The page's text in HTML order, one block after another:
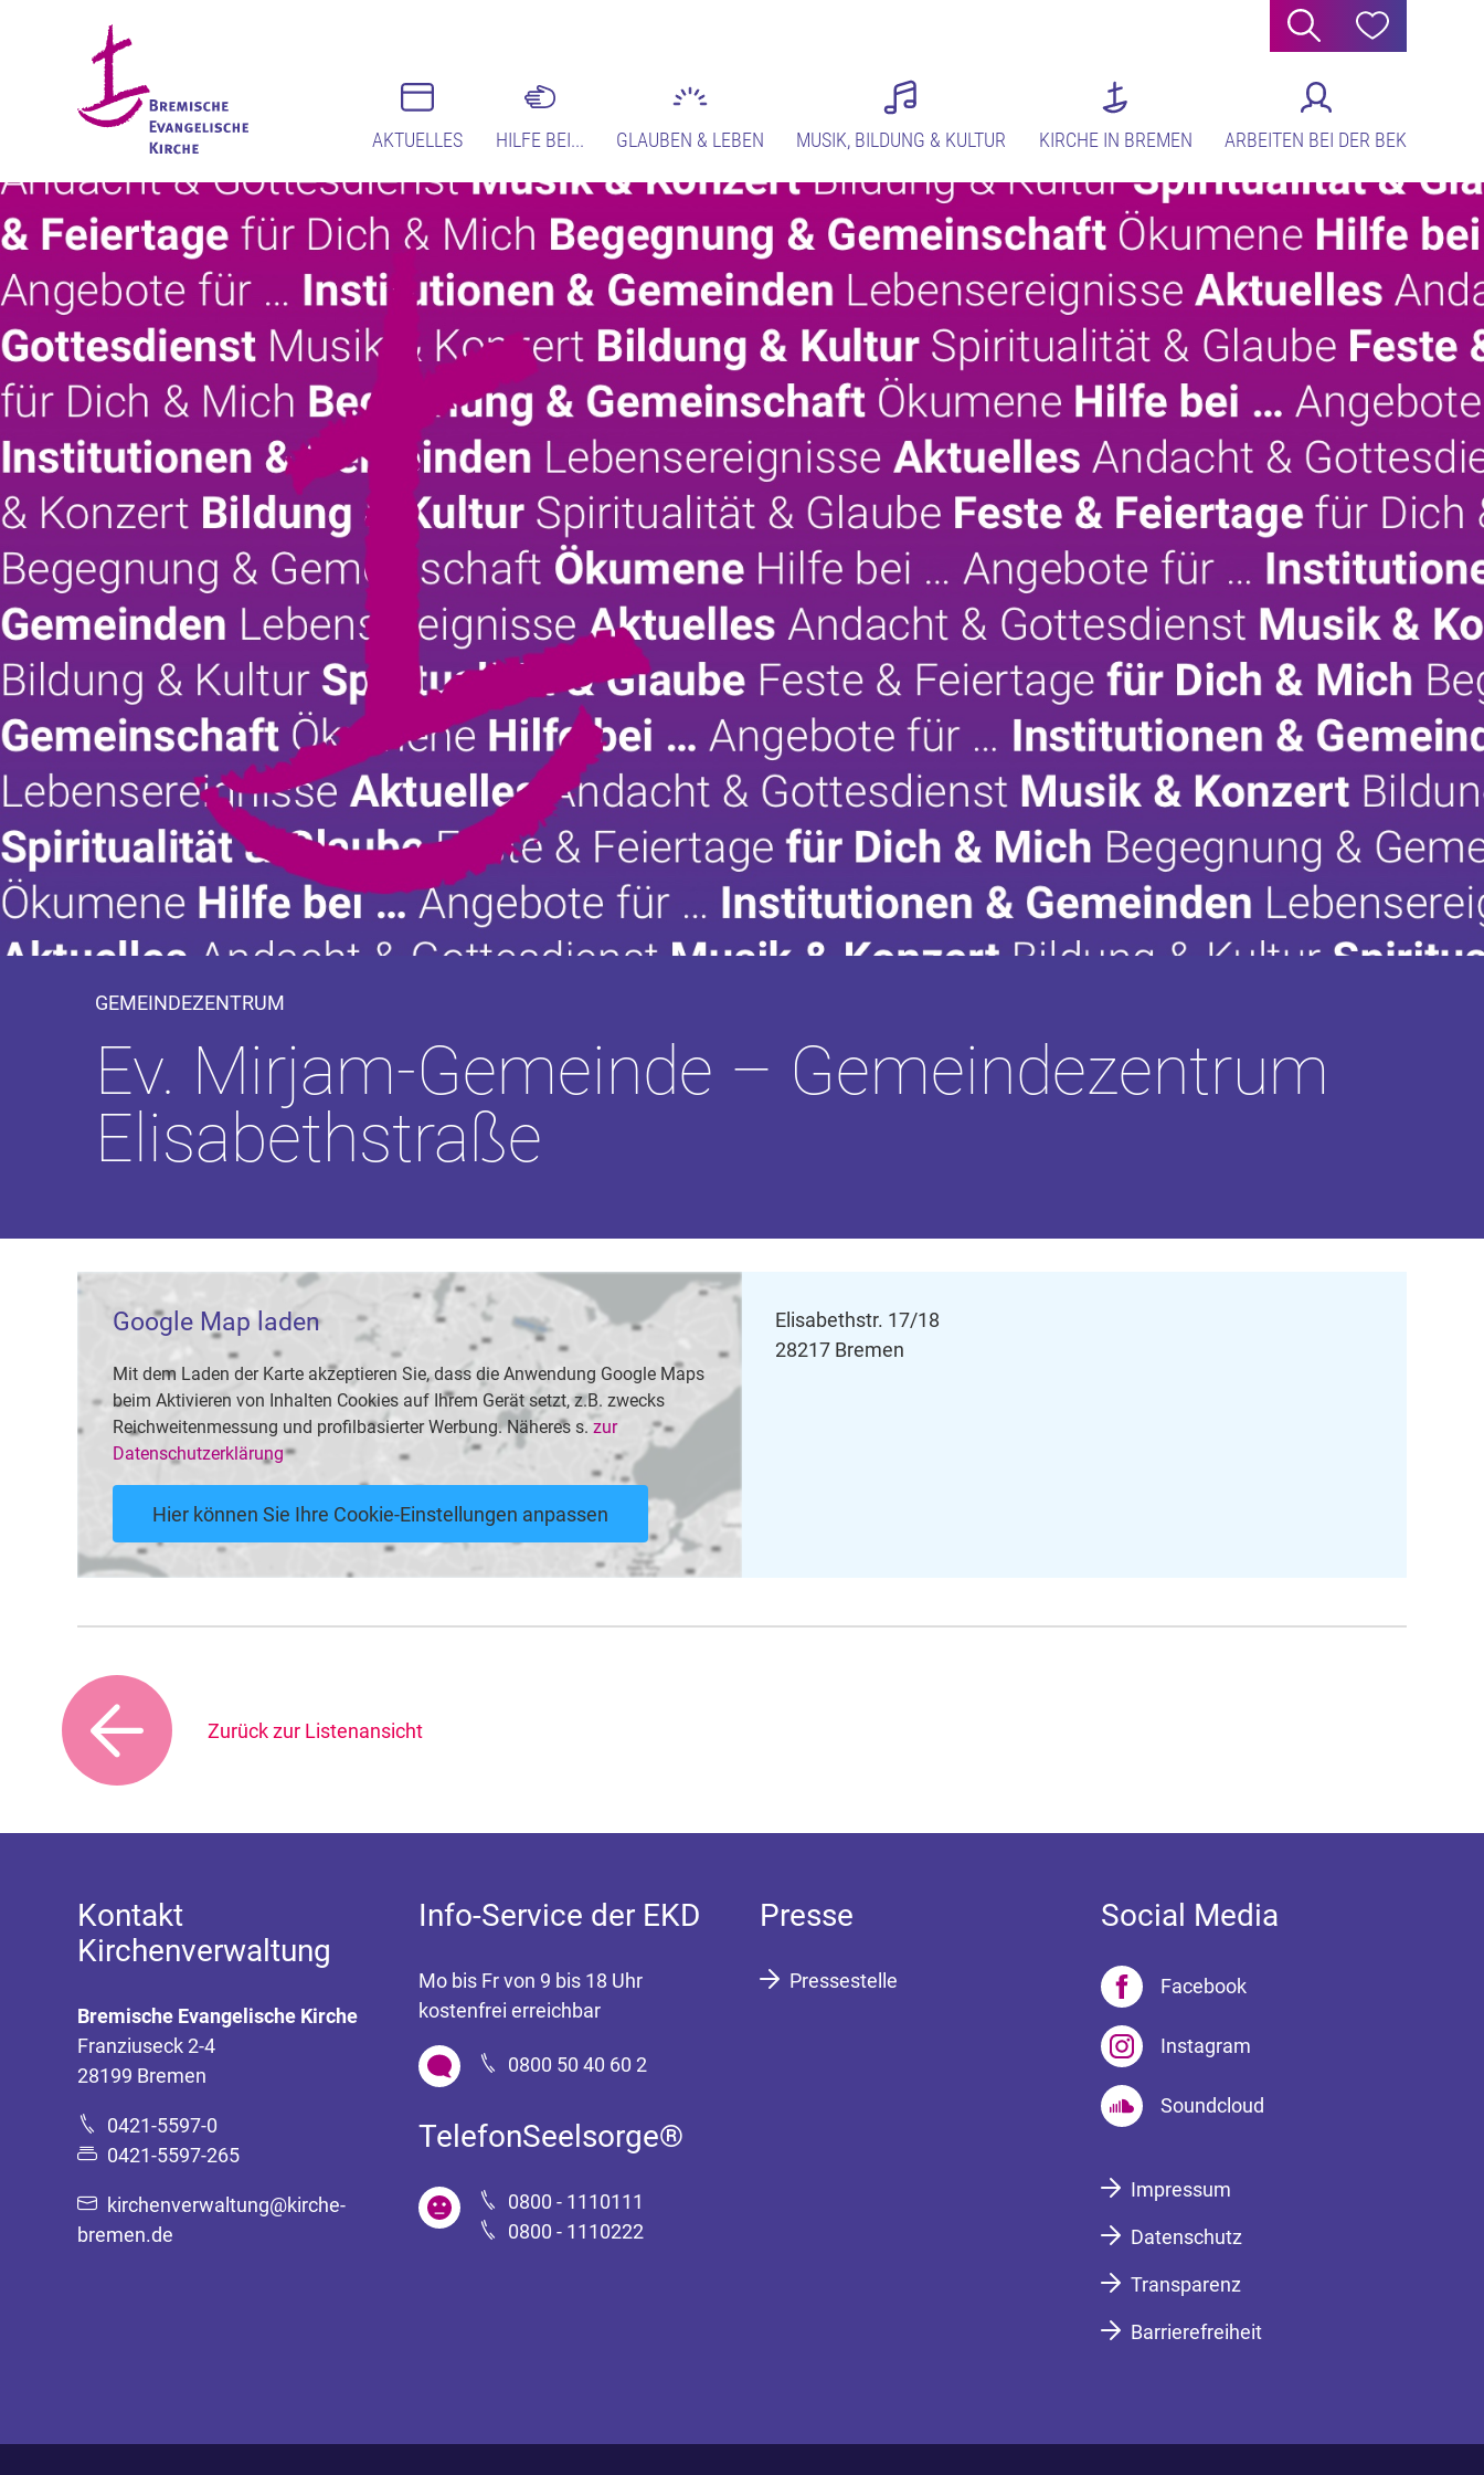
Suche Hilfe
AKTUELLES HILFE BEI... GLAUBEN & LEBEN MUSIK, BILDUNG & KULTUR KIRCHE IN BREMEN ARBEITEN BEI DER BEK
GEMEINDEZENTRUM
Ev. Mirjam-Gemeinde – Gemeindezentrum
Elisabethstraße
Google Map laden
Mit dem Laden der Karte akzeptieren Sie, dass die Anwendung Google Maps
beim Aktivieren von Inhalten Cookies auf Ihrem Gerät setzt, z.B. zwecks
Reichweitenmessung und profilbasierter Werbung. Näheres s.zur
Datenschutzerklärung
Hier können Sie Ihre Cookie-Einstellungen anpassen
Elisabethstr. 17/18
28217 Bremen
Zurück zur Listenansicht
Kontakt
Kirchenverwaltung
Bremische Evangelische Kirche
Franziuseck 2-4
28199 Bremen
0421-5597-0
0421-5597-265
kirchenverwaltung@kirche-
bremen.de
Info-Service der EKD
Mo bis Fr von 9 bis 18 Uhr
kostenfrei erreichbar
0800 50 40 60 2
TelefonSeelsorge®
0800 - 1110111
0800 - 1110222
Presse
Pressestelle
Social Media
Facebook
Instagram
Soundcloud
Impressum
Datenschutz
Transparenz
Barrierefreiheit